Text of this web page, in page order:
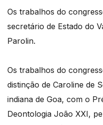
Os trabalhos do
secretário de Estado do
Parolin.
Os trabalhos do
distinção de Caroline de
indiana de Goa, com o
Deontologia João XXI,